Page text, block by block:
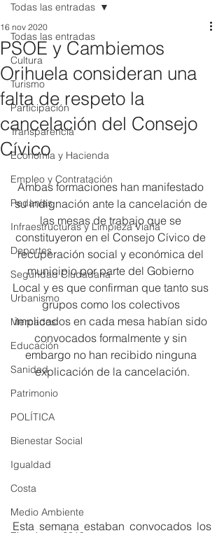
Todas las entradas
Cultura
Turismo
Participación
Transparencia
Economía y Hacienda
Empleo y Contratación
Pedanías
Infraestructuras y Limpieza Viaria
Deportes
Seguridad Ciudadana
Urbanismo
Mercados
Educación
Sanidad
Patrimonio
POLÍTICA
Bienestar Social
Igualdad
Costa
Medio Ambiente
Todas las entradas
PSOE y Cambiemos
Orihuela consideran una
falta de respeto la
cancelación del Consejo
Cívico
16 nov 2020
Ambas formaciones han manifestado
su indignación ante la cancelación de
las mesas de trabajo que se
constituyeron en el Consejo Cívico de
recuperación social y económica del
municipio por parte del Gobierno
Local y es que confirman que tanto sus
grupos como los colectivos
implicados en cada mesa habían sido
convocados formalmente y sin
embargo no han recibido ninguna
explicación de la cancelación.
Esta semana estaban convocados los